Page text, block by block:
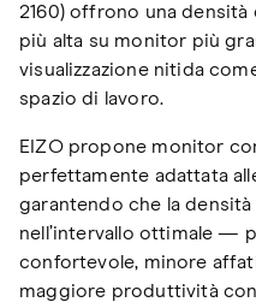
2160) offrono una
più alta su monitor più
visualizzazione nitida
spazio di lavoro.
EIZO propone monitor
perfettamente adattata
garantendo che la
nell’intervallo ottimale —
confortevole, minore
maggiore produttività